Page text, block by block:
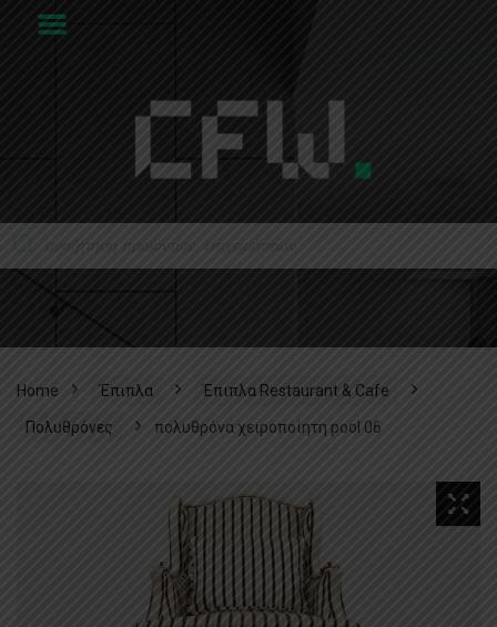
Home Έπιπλα Έπιπλα Restaurant & Cafe
Πολυθρόνες πολυθρόνα χειροποίητη pool 06